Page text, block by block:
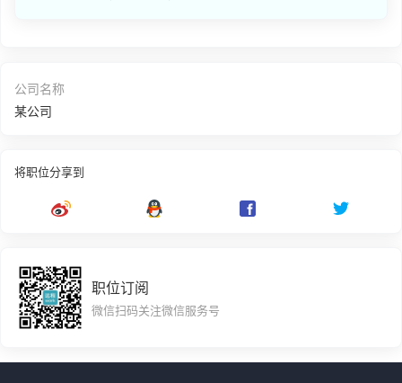
公司名称
某公司
将职位分享到
职位订阅
微信扫码关注微信服务号